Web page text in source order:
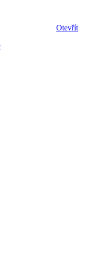
Otevřít